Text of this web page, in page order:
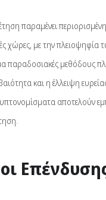
παραμένει
χώρες, με την πλειοψηφία
παραδοσιακές μεθόδους
και η έλλειψη
αποτελούν